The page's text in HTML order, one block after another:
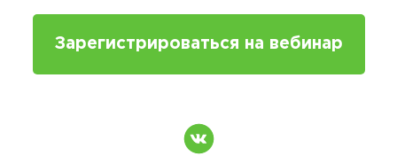
Зарегистрироваться на вебинар